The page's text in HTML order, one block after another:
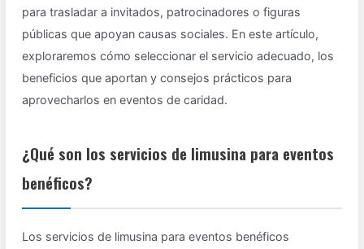
para trasladar a invitados, patrocinadores o figuras
públicas que apoyan causas sociales. En este artículo,
exploraremos cómo seleccionar el servicio adecuado, los
beneficios que aportan y consejos prácticos para
aprovecharlos en eventos de caridad.
¿Qué son los servicios de limusina para eventos
benéficos?
Los servicios de limusina para eventos benéficos